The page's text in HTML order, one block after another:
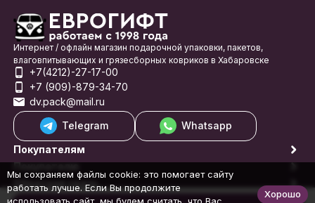
Интернет / офлайн магазин подарочной упаковки, пакетов,
влаговпитывающих и грязесборных ковриков в Хабаровске
+7(4212)-27-17-00
+7 (909)-879-34-70
dv.pack@mail.ru
Telegram
Whatsapp
Покупателям
Покупателю
Обратная связь
© 1998-2026 Еврогифт
Мы сохраняем файлы cookie: это помогает сайту
работать лучше. Если Вы продолжите
Хорошо